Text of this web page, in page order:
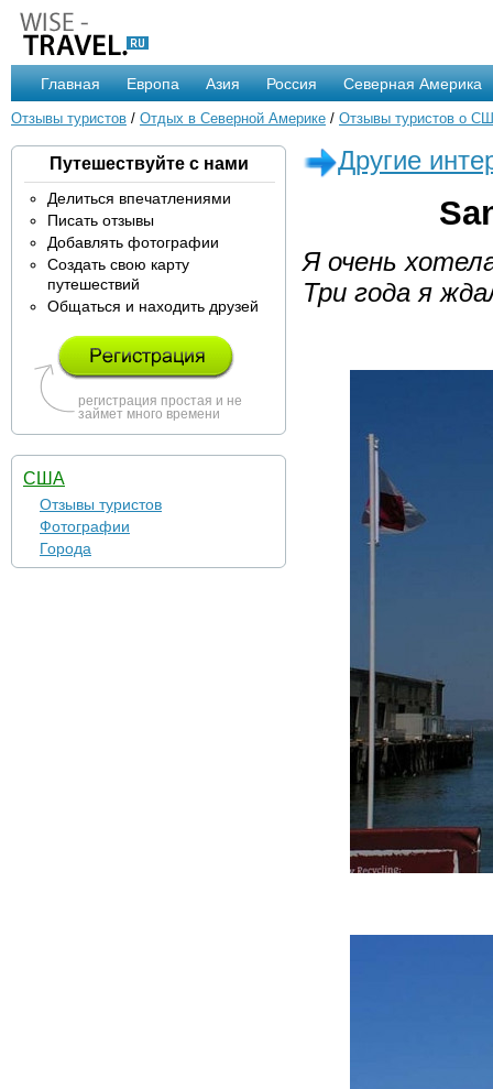
Главная Европа Азия Россия Северная Америка
Отзывы туристов / Отдых в Северной Америке / Отзывы туристов о
Путешествуйте с нами
Делиться впечатлениями
Писать отзывы
Добавлять фотографии
Создать свою карту
путешествий
Общаться и находить друзей
регистрация простая и не
займет много времени
США
Отзывы туристов
Фотографии
Города
Другие
Я очень
Три года я